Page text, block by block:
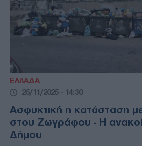
ΕΛΛΑΔΑ
25/11/2025 - 14:30
Ασφυκτική η κατάσταση
στου Ζωγράφου - Η
Δήμου